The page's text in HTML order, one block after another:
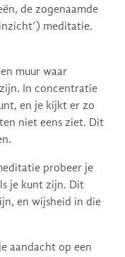
de zogenaamde
meditatie.
muur waar
In concentratie
en je kijkt er zo
niet eens ziet. Dit
probeer je
je kunt zijn. Dit
en wijsheid in die
aandacht op een